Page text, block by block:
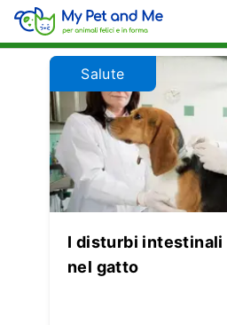
Salute
I disturbi intestinali
nel gatto